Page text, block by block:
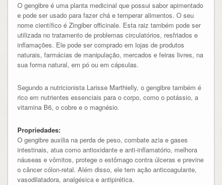
O gengibre é uma planta medicinal que possui sabor apimentado
e pode ser usado para fazer chá e temperar alimentos. O seu
nome científico é Zingiber officinale. Esta raiz também pode ser
utilizada no tratamento de problemas circulatórios, resfriados e
inflamações. Ele pode ser comprado em lojas de produtos
naturais, farmácias de manipulação, mercados e feiras livres, na
sua forma natural, em pó ou em cápsulas.
Segundo a nutricionista Larisse Marthielly, o gengibre também é
rico em nutrientes essenciais para o corpo, como o potássio, a
vitamina B6, o cobre e o magnésio.
Propriedades:
O gengibre auxilia na perda de peso, combate azia e gases
intestinais, atua como antioxidante e anti-inflamatório, melhora
náuseas e vômitos, protege o estômago contra úlceras e previne
o câncer cólon-retal. Além disso, ele tem ação anticoagulante,
vasodilatadora, analgésica e antipirética.